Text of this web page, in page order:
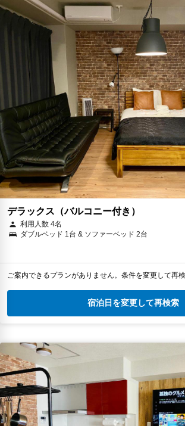
デラックス（バルコニー付き）
利用人数 4名
ダブルベッド 1台 & ソファーベッド 2台
ご案内できるプランがありません。条件を変更して再
宿泊日を変更して再検索